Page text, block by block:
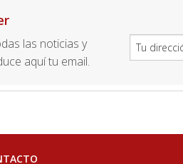
las noticias y
aquí tu email.